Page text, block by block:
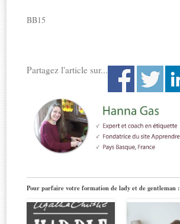
BB15
Partagez l'article sur...
Pour parfaire votre formation de lady et de gentleman :